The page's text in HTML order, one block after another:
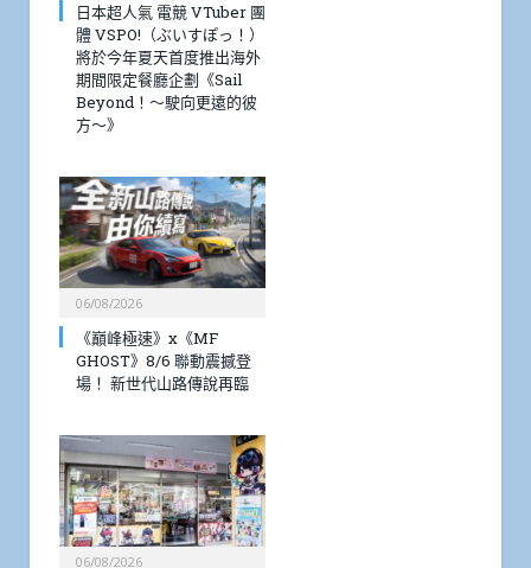
日本超人氣 電競 VTuber 團
體 VSPO!（ぶいすぽっ！）
將於今年夏天首度推出海外
期間限定餐廳企劃《Sail
Beyond！～駛向更遠的彼
方～》
06/08/2026
《巔峰極速》x《MF
GHOST》8/6 聯動震撼登
場！ 新世代山路傳說再臨
06/08/2026